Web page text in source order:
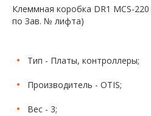
Клеммная коробка DR1 MCS-220
по Зав. № лифта)
Тип - Платы, контроллеры;
Производитель - OTIS;
Вес - 3;